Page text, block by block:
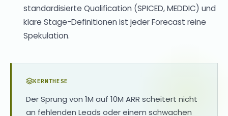
standardisierte Qualification (SPICED, MEDDIC) und
klare Stage-Definitionen ist jeder Forecast reine
Spekulation.
KERNTHESE
Der Sprung von 1M auf 10M ARR scheitert nicht
an fehlenden Leads oder einem schwachen